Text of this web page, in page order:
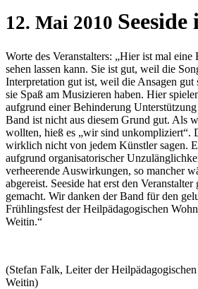
12. Mai 2010
Worte des Veranstalters: „Hier ist mal
sehen lassen kann. Sie ist gut, weil die
Interpretation gut ist, weil die Ansagen
sie Spaß am Musizieren haben. Hier
aufgrund einer Behinderung
Band ist nicht aus diesem Grund gut. Als
wollten, hieß es „wir sind unkompliziert“.
wirklich nicht von jedem Künstler sagen.
aufgrund organisatorischer
verheerende Auswirkungen, so mancher
abgereist. Seeside hat erst den
gemacht. Wir danken der Band für den
Frühlingsfest der Heilpädagogischen
Weitin.“
(Stefan Falk, Leiter der
Weitin)